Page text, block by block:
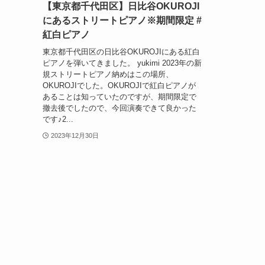
【東京都千代田区】日比谷OKUROJI
にあるストリートピアノ※期間限定 #
紅白ピアノ
東京都千代田区の日比谷OKUROJIにある紅白
ピアノを弾いてきました。 yukimi 2023年の新
規ストリートピアノ納めはこの場所、
OKUROJIでした。OKUROJIで紅白ピアノが
あることは知っていたのですが、期間限定で
撤去後でしたので、今回演奏できて良かった
です♪2...
2023年12月30日